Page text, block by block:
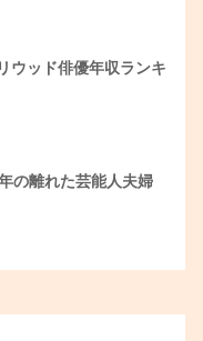
ウッド俳優年収ランキ
の離れた芸能人夫婦